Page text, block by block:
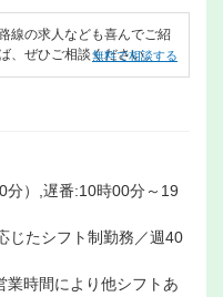
線の求人なども喜んでご紹
、ぜひご相談ください。
無料で相談する
分）,遅番:10時00分～19
じたシフト制勤務／週40
時間により他シフトあ